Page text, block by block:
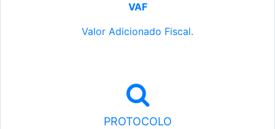
VAF
Valor Adicionado Fiscal.
PROTOCOLO